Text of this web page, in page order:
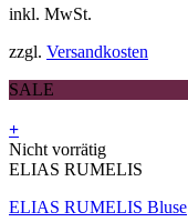
Optionen
auf
Produktseite
werden
war:
inkl. MwSt.
zzgl. Versandkosten
SALE
+
Dieses
Produkt
mehrere
Nicht vorrätig
ELIAS RUMELIS
ELIAS RUMELIS Bluse